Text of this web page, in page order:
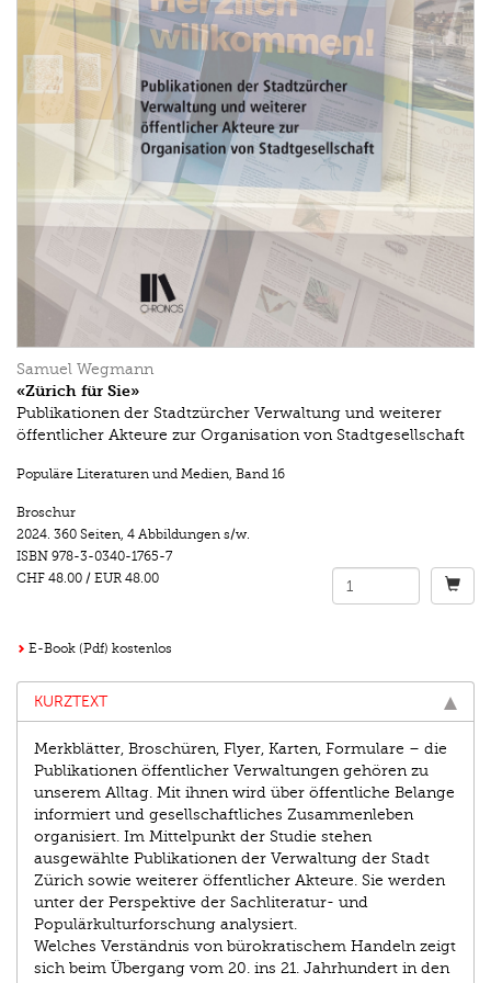
Samuel Wegmann
«Zürich für Sie»
Publikationen der Stadtzürcher Verwaltung und weiterer
öffentlicher Akteure zur Organisation von Stadtgesellschaft
Populäre Literaturen und Medien, Band 16
Broschur
2024. 360 Seiten, 4 Abbildungen s/w.
ISBN 978-3-0340-1765-7
CHF 48.00 / EUR 48.00
E-Book (Pdf) kostenlos
KURZTEXT
Merkblätter, Broschüren, Flyer, Karten, Formulare – die
Publikationen öffentlicher Verwaltungen gehören zu
unserem Alltag. Mit ihnen wird über öffentliche Belange
informiert und gesellschaftliches Zusammenleben
organisiert. Im Mittelpunkt der Studie stehen
ausgewählte Publikationen der Verwaltung der Stadt
Zürich sowie weiterer öffentlicher Akteure. Sie werden
unter der Perspektive der Sachliteratur- und
Populärkulturforschung analysiert.
Welches Verständnis von bürokratischem Handeln zeigt
sich beim Übergang vom 20. ins 21. Jahrhundert in den